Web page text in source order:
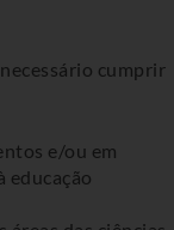
cumprir
e/ou em
educação